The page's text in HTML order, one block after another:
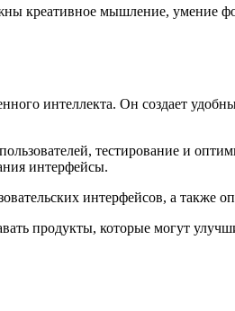
креативное мышление, умение
интеллекта. Он создает
тестирование и
интерфейсы.
интерфейсов, а также
продукты, которые могут